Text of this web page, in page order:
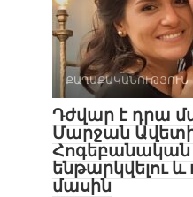
ՔԱՂԱՔԱԿԱՆՈՒԹՅՈՒՆ
Դժվար է դրա
Մարջան
Հոգեբանական
ենթարկվելու և
մասին